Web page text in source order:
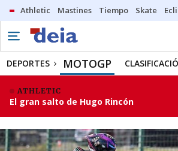
Athletic Mastines Tiempo Skate
DEPORTES MOTOGP
ATHLETIC
El gran salto de Hugo Rincón